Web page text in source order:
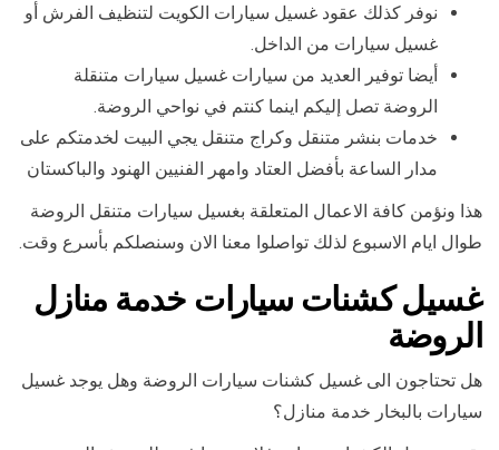
نوفر كذلك عقود غسيل سيارات الكويت لتنظيف الفرش أو
غسيل سيارات من الداخل.
أيضا توفير العديد من سيارات غسيل سيارات متنقلة
الروضة تصل إليكم اينما كنتم في نواحي الروضة.
خدمات بنشر متنقل وكراج متنقل يجي البيت لخدمتكم على
مدار الساعة بأفضل العتاد وامهر الفنيين الهنود والباكستان
هذا ونؤمن كافة الاعمال المتعلقة بغسيل سيارات متنقل الروضة
طوال ايام الاسبوع لذلك تواصلوا معنا الان وسنصلكم بأسرع وقت.
غسيل كشنات سيارات خدمة منازل
الروضة
هل تحتاجون الى غسيل كشنات سيارات الروضة وهل يوجد غسيل
سيارات بالبخار خدمة منازل؟